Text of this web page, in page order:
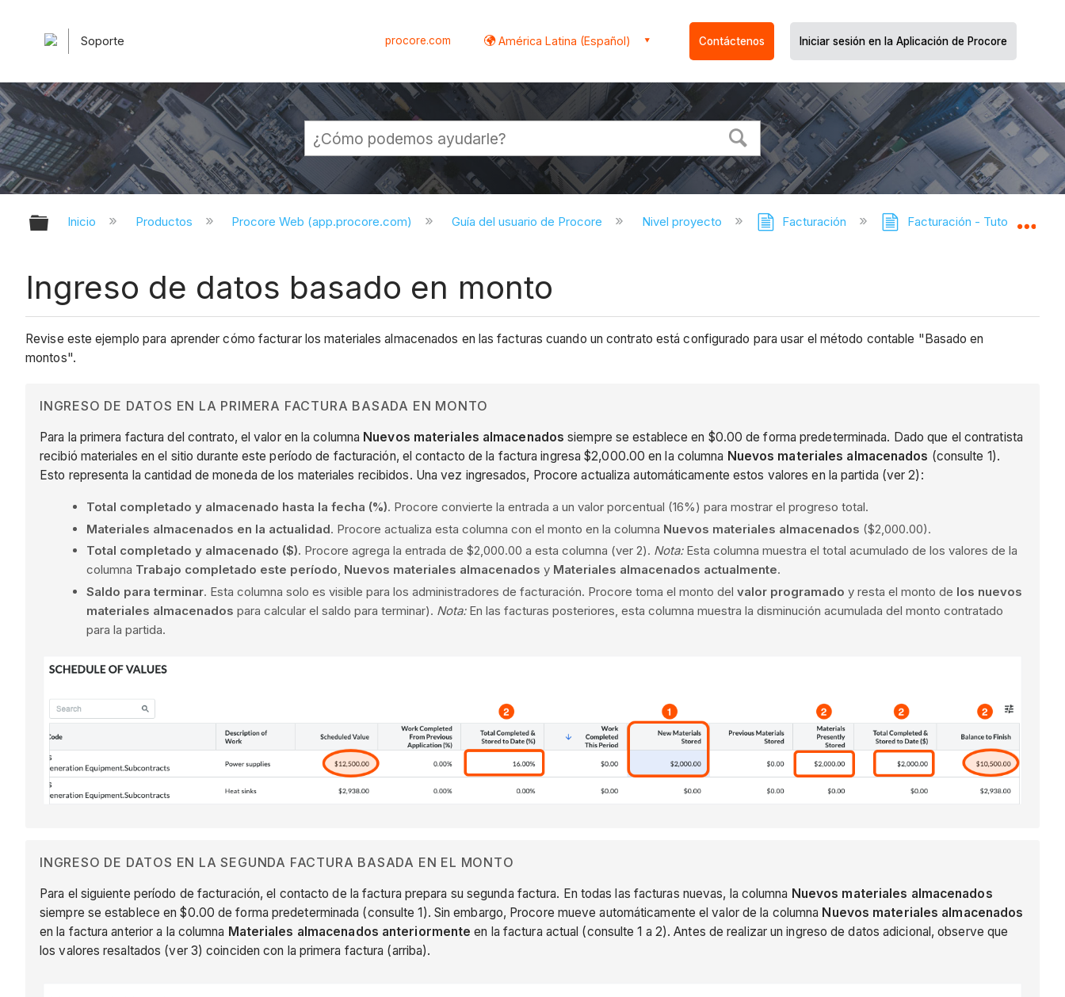
Soporte procore.com América Latina (Español) Contáctenos Iniciar sesión en la Aplicación de Procore
Expandir/contraer jerarquía global
Inicio Productos Procore Web (app.procore.com) Guía del usuario de Procore Nivel proyecto Facturación Facturación - Tutoriales
Ingreso de datos basado en monto
Revise este ejemplo para aprender cómo facturar los materiales almacenados en las facturas cuando un contrato está configurado para usar el método contable "Basado en
montos".
INGRESO DE DATOS EN LA PRIMERA FACTURA BASADA EN MONTO
Para la primera factura del contrato, el valor en la columna Nuevos materiales almacenados siempre se establece en $0.00 de forma predeterminada. Dado que el contratista
recibió materiales en el sitio durante este período de facturación, el contacto de la factura ingresa $2,000.00 en la columna Nuevos materiales almacenados (consulte 1).
Esto representa la cantidad de moneda de los materiales recibidos. Una vez ingresados, Procore actualiza automáticamente estos valores en la partida (ver 2):
Total completado y almacenado hasta la fecha (%). Procore convierte la entrada a un valor porcentual (16%) para mostrar el progreso total.
Materiales almacenados en la actualidad. Procore actualiza esta columna con el monto en la columna Nuevos materiales almacenados ($2,000.00).
Total completado y almacenado ($). Procore agrega la entrada de $2,000.00 a esta columna (ver 2). Nota:Esta columna muestra el total acumulado de los valores de la
columna Trabajo completado este período, Nuevos materiales almacenados y Materiales almacenados actualmente.
Saldo para terminar. Esta columna solo es visible para los administradores de facturación. Procore toma el monto del valor programado y resta el monto de los nuevos
materiales almacenados para calcular el saldo para terminar). Nota:En las facturas posteriores, esta columna muestra la disminución acumulada del monto contratado
para la partida.
INGRESO DE DATOS EN LA SEGUNDA FACTURA BASADA EN EL MONTO
Para el siguiente período de facturación, el contacto de la factura prepara su segunda factura. En todas las facturas nuevas, la columna Nuevos materiales almacenados
siempre se establece en $0.00 de forma predeterminada (consulte 1). Sin embargo, Procore mueve automáticamente el valor de la columna Nuevos materiales almacenados
en la factura anterior a la columna Materiales almacenados anteriormenteen la factura actual (consulte 1 a 2). Antes de realizar un ingreso de datos adicional, observe que
los valores resaltados (ver 3) coinciden con la primera factura (arriba).